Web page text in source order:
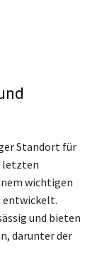
Standort für
letzten
wichtigen
entwickelt.
und bieten
darunter der